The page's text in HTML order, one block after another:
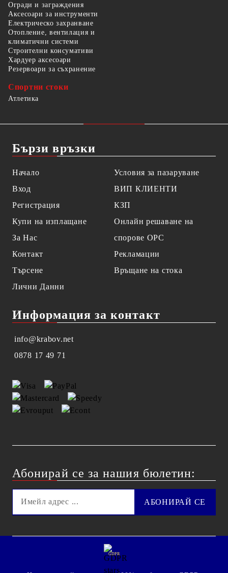
Огради и заграждения
Аксесоари за инструменти
Електрическо захранване
Отопление, вентилация и
климатични системи
Строителни консумативи
Хардуер аксесоари
Резервоари за съхранение
Спортни стоки
Атлетика
Бързи връзки
Начало
Вход
Регистрация
Купи на изплащане
За Нас
Контакт
Търсене
Лични Данни
Условия за пазаруване
ВИП КЛИЕНТИ
КЗП
Онлайн решаване на
спорове OPC
Рекламации
Връщане на стока
Информация за контакт
info@krabov.net
0878 17 49 71
Абонирай се за нашия бюлетин:
GDPR